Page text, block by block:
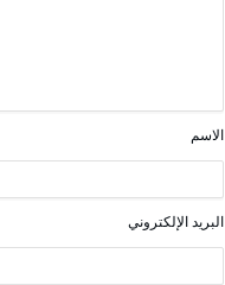
الاسم
البريد الإلكتروني